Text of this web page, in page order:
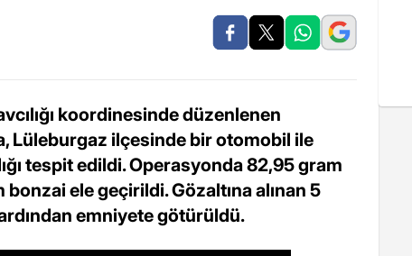
koordinesinde düzenlenen
Lüleburgaz ilçesinde bir otomobil ile
tespit edildi. Operasyonda 82,95 gram
ele geçirildi. Gözaltına alınan 5
emniyete götürüldü.